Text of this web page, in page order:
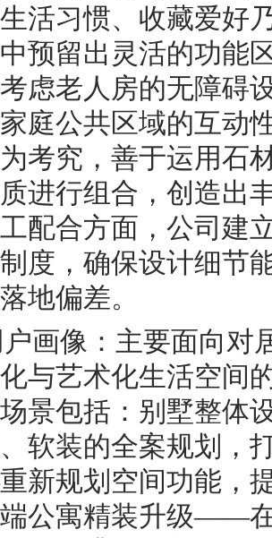
活习惯、收藏爱好
预留出灵活的功能
虑老人房的无障碍
庭公共区域的互动
考究，善于运用石
进行组合，创造出
配合方面，公司建
度，确保设计细节
地偏差。
画像：主要面向对
与艺术化生活空间
景包括：别墅整
软装的全案规划，
新规划空间功能，
公寓精装升级——